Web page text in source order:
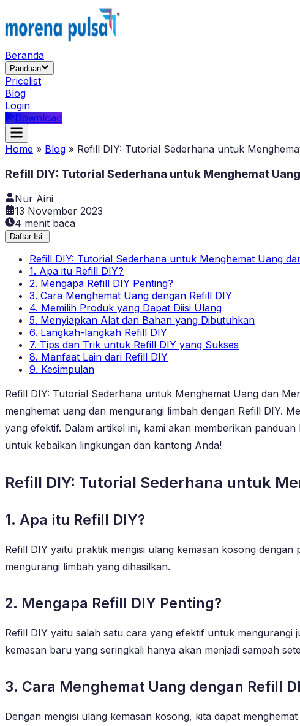
Beranda
Panduan
Pricelist
Blog
Login
Download
Home » Blog » Refill DIY: Tutorial Sederhana untuk
Refill DIY: Tutorial Sederhana untuk Menghemat
Nur Aini
13 November 2023
4 menit baca
Daftar Isi-
Refill DIY: Tutorial Sederhana untuk Menghemat Uang
1. Apa itu Refill DIY?
2. Mengapa Refill DIY Penting?
3. Cara Menghemat Uang dengan Refill DIY
4. Memilih Produk yang Dapat Diisi Ulang
5. Menyiapkan Alat dan Bahan yang Dibutuhkan
6. Langkah-langkah Refill DIY
7. Tips dan Trik untuk Refill DIY yang Sukses
8. Manfaat Lain dari Refill DIY
9. Kesimpulan
Refill DIY: Tutorial Sederhana untuk Menghemat Uang dan
menghemat uang dan mengurangi limbah dengan Refill DIY.
yang efektif. Dalam artikel ini, kami akan memberikan
untuk kebaikan lingkungan dan kantong Anda!
Refill DIY: Tutorial Sederhana untuk
1. Apa itu Refill DIY?
Refill DIY yaitu praktik mengisi ulang kemasan kosong
mengurangi limbah yang dihasilkan.
2. Mengapa Refill DIY Penting?
Refill DIY yaitu salah satu cara yang efektif untuk mengurangi
kemasan baru yang seringkali hanya akan menjadi sampah
3. Cara Menghemat Uang dengan Refill
Dengan mengisi ulang kemasan kosong, kita dapat